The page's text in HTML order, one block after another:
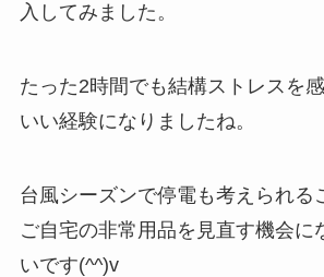
入してみました。
たった2時間でも結構ストレスを
いい経験になりましたね。
台風シーズンで停電も考えられる
ご自宅の非常用品を見直す機会に
いです(^^)v